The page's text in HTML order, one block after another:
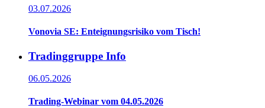
03.07.2026
Vonovia SE: Enteignungsrisiko vom Tisch!
Tradinggruppe Info
06.05.2026
Trading-Webinar vom 04.05.2026